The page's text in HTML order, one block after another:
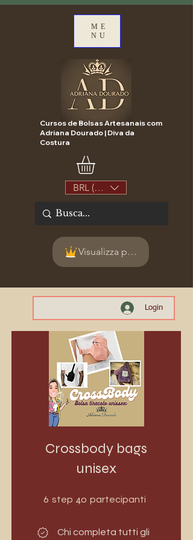
ME
NU
Cursos de Bolsas Artesanais com
Adriana Dourado | Diva da
Costura
BRL (R$)
Visualizza punti
Login
Crossbody bags
unisex
6 step 6 step
40 partecipanti
Chi completa tutti gli